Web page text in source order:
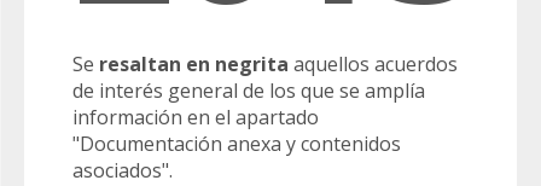
Se resaltan en negrita aquellos acuerdos
de interés general de los que se amplía
información en el apartado
"Documentación anexa y contenidos
asociados".